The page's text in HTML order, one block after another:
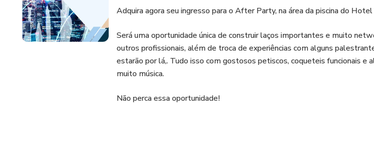
Adquira agora seu ingresso para o After Party, na área da piscina do
Será uma oportunidade única de construir laços importantes e muito
outros profissionais, além de troca de experiências com alguns
estarão por lá,. Tudo isso com gostosos petiscos, coqueteis funcionais e
muito música.
Não perca essa oportunidade!